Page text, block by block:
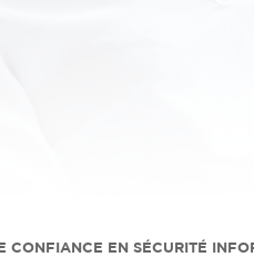
CONFIANCE EN SÉCURITÉ